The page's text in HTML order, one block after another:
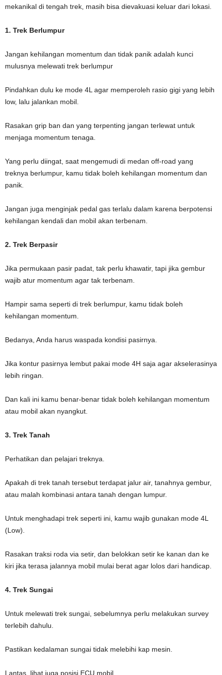
mekanikal di tengah trek, masih bisa dievakuasi keluar dari lokasi.
1. Trek Berlumpur
Jangan kehilangan momentum dan tidak panik adalah kunci
mulusnya melewati trek berlumpur
Pindahkan dulu ke mode 4L agar memperoleh rasio gigi yang lebih
low, lalu jalankan mobil.
Rasakan grip ban dan yang terpenting jangan terlewat untuk
menjaga momentum tenaga.
Yang perlu diingat, saat mengemudi di medan off-road yang
treknya berlumpur, kamu tidak boleh kehilangan momentum dan
panik.
Jangan juga menginjak pedal gas terlalu dalam karena berpotensi
kehilangan kendali dan mobil akan terbenam.
2. Trek Berpasir
Jika permukaan pasir padat, tak perlu khawatir, tapi jika gembur
wajib atur momentum agar tak terbenam.
Hampir sama seperti di trek berlumpur, kamu tidak boleh
kehilangan momentum.
Bedanya, Anda harus waspada kondisi pasirnya.
Jika kontur pasirnya lembut pakai mode 4H saja agar akselerasinya
lebih ringan.
Dan kali ini kamu benar-benar tidak boleh kehilangan momentum
atau mobil akan nyangkut.
3. Trek Tanah
Perhatikan dan pelajari treknya.
Apakah di trek tanah tersebut terdapat jalur air, tanahnya gembur,
atau malah kombinasi antara tanah dengan lumpur.
Untuk menghadapi trek seperti ini, kamu wajib gunakan mode 4L
(Low).
Rasakan traksi roda via setir, dan belokkan setir ke kanan dan ke
kiri jika terasa jalannya mobil mulai berat agar lolos dari handicap.
4. Trek Sungai
Untuk melewati trek sungai, sebelumnya perlu melakukan survey
terlebih dahulu.
Pastikan kedalaman sungai tidak melebihi kap mesin.
Lantas, lihat juga posisi ECU mobil.